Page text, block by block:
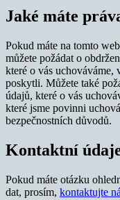
Jaké máte
Pokud máte na tomto
můžete požádat o
které o vás uchováváme,
poskytli. Můžete také
údajů, které o vás
které jsme povinni
bezpečnostních důvodů.
Kontaktní
Pokud máte otázku
dat, prosím, kontaktujte